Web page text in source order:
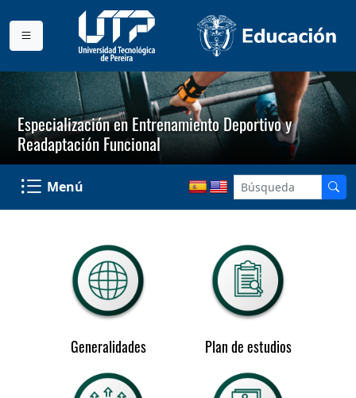
Especialización en Entrenamiento Deportivo y
Readaptación Funcional
Menú
Generalidades Plan de estudios